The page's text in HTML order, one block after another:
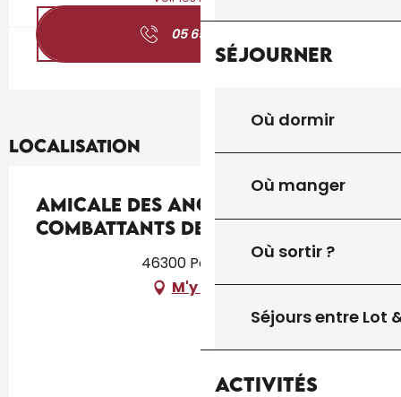
Séjourner
Où dormir
Où manger
Où sortir ?
Séjours entre Lot
Activités
05 65 41 07
Localisation
Amicale des Anciens
Combattants de Payrignac
46300 Payrignac
M'y rendre